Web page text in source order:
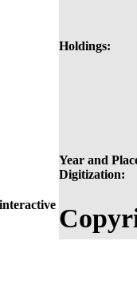
Holdings:
Year and
Digitization: